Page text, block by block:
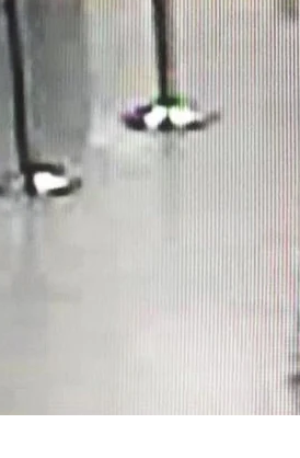
nord
wahrheit
verlag
veranstaltungen
genossenschaft